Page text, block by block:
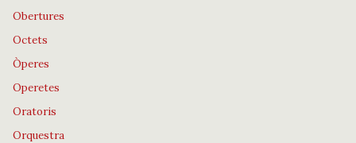
Obertures
Octets
Òperes
Operetes
Oratoris
Orquestra